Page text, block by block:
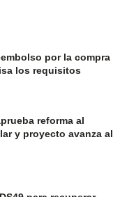
por la compra
los requisitos
reforma al
y proyecto avanza al